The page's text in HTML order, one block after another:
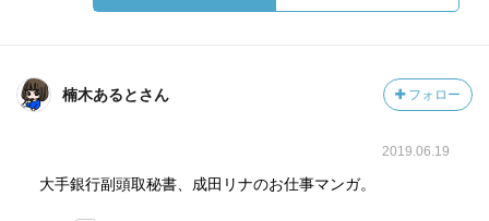
楠木あるとさん フォロー
2019.06.19
大手銀行副頭取秘書、成田リナのお仕事マンガ。